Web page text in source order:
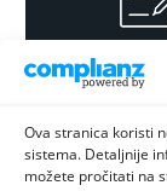
Ova stranica koristi
sistema. Detaljnije
možete pročitati na